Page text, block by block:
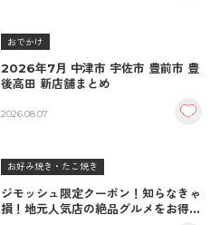
おでかけ
2026年7月 中津市 宇佐市 豊前市 豊
後高田 新店舗まとめ
2026.08.07
お好み焼き・たこ焼き
ジモッシュ限定クーポン！知らなきゃ
損！地元人気店の絶品グルメをお得に